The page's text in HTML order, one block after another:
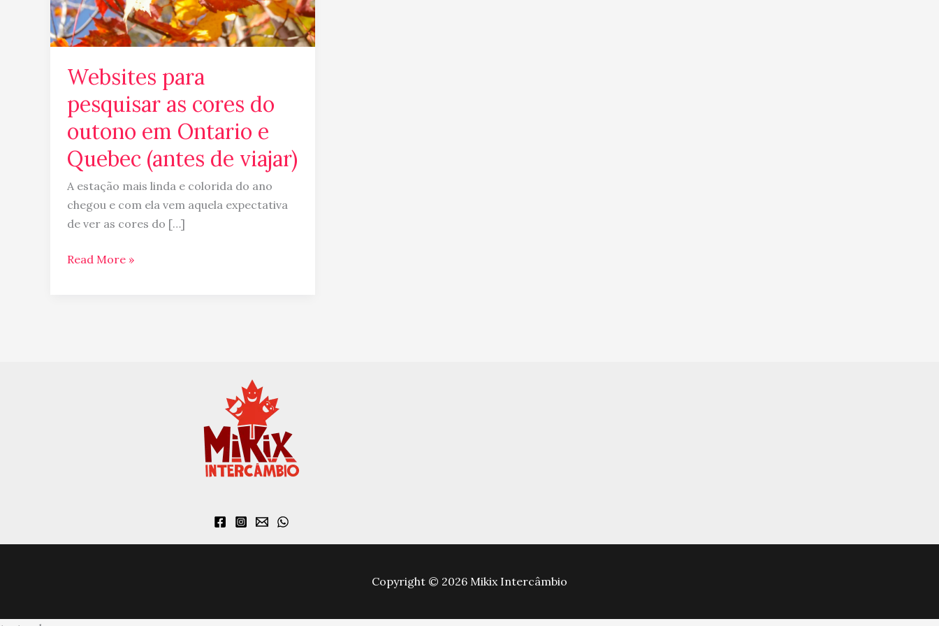
Websites para
pesquisar as cores do
outono em Ontario e
Quebec (antes de viajar)
A estação mais linda e colorida do ano
chegou e com ela vem aquela expectativa
de ver as cores do […]
em
Ontario
e
Quebec
(antes
de
viajar)
Read More »
Copyright © 2026 Mikix Intercâmbio